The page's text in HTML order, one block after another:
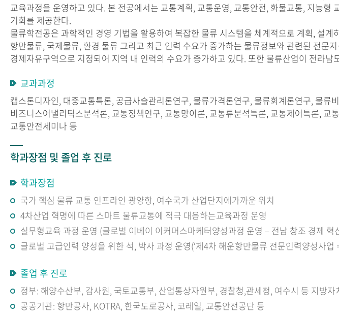
교육과정을 운영하고 있다. 본 전공에서는 교통계획, 교통운영, 교통안전, 화물교통, 지능
기회를 제공한다.
물류학전공은 과학적인 경영 기법을 활용하여 복잡한 물류 시스템을 체계적으로 계획, 설
항만물류, 국제물류, 환경 물류 그리고 최근 인력 수요가 증가하는 물류정보와 관련된 전
경제자유구역으로 지정되어 지역 내 인력의 수요가 증가하고 있다. 또한 물류산업이 전라
교과과정
캡스톤디자인, 대중교통특론, 공급사슬관리론연구, 물류가격론연구, 물류회계론연구, 물
비즈니스어낼리틱스분석론, 교통정책연구, 교통망이론, 교통류분석특론, 교통제어특론,
교통안전세미나 등
학과장점 및 졸업 후 진로
학과장점
국가 핵심 물류 교통 인프라인 광양항, 여수국가 산업단지에가까운 위치
4차산업 혁명에 따른 스마트 물류교통에 적극 대응하는교육과정 운영
실무형교육 과정 운영 (글로벌 이베이 이커머스마케터양성과정 운영 – 전남 창조 경제 혁
글로벌 고급인력 양성을 위한 석, 박사 과정 운영(‘제4차 해운항만물류 전문인력양성사업
졸업 후 진로
정부: 해양수산부, 감사원, 국토교통부, 산업통상자원부, 경찰청,관세청, 여수시 등 지방자
공공기관: 항만공사, KOTRA, 한국도로공사, 코레일, 교통안전공단 등